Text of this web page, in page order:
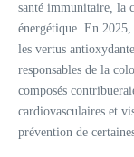
santé immunitaire, la
énergétique. En
les vertus
responsables de la
composés
cardiovasculaires et
prévention de